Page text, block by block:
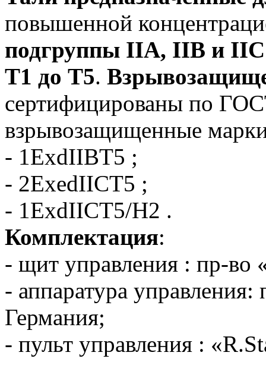
повышенной
подгруппы IIA, IIB и IIС
Т1 до Т5.
сертифицированы по
взрывозащищенные
- 1ExdIIBT5 ;
- 2ExedIICT5 ;
- 1ExdIICT5/H2 .
Комплектация:
- щит управления : пр-
- аппаратура
Германия;
- пульт управления :